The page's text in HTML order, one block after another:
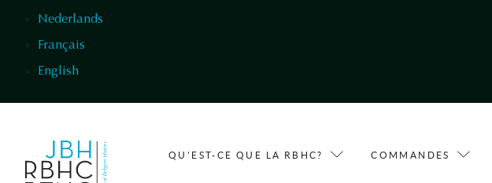
Nederlands
Français
English
QU'EST-CE QUE LA RBHC? COMMANDES